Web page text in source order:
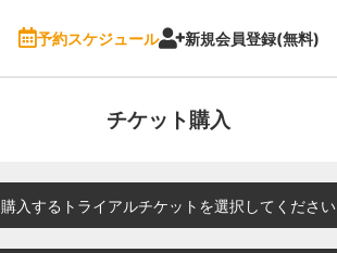
予約スケジュール 新規会員登録(無料)
チケット購入
購入するトライアルチケットを選択してください